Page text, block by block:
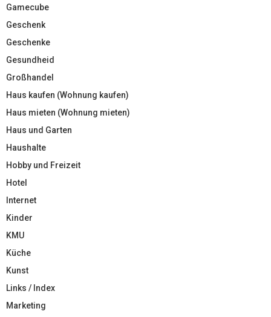
Gamecube
Geschenk
Geschenke
Gesundheid
Großhandel
Haus kaufen (Wohnung kaufen)
Haus mieten (Wohnung mieten)
Haus und Garten
Haushalte
Hobby und Freizeit
Hotel
Internet
Kinder
KMU
Küche
Kunst
Links / Index
Marketing